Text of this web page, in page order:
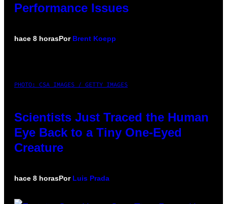
Performance Issues
hace 8 horasPor Brent Koepp
PHOTO: CSA IMAGES / GETTY IMAGES
Scientists Just Traced the Human
Eye Back to a Tiny One-Eyed
Creature
hace 8 horasPor Luis Prada